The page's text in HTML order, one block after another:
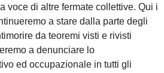
voce di altre fermate collettive. Qui i
a stare dalla parte degli
da teoremi visti e rivisti
a denunciare lo
ed occupazionale in tutti gli